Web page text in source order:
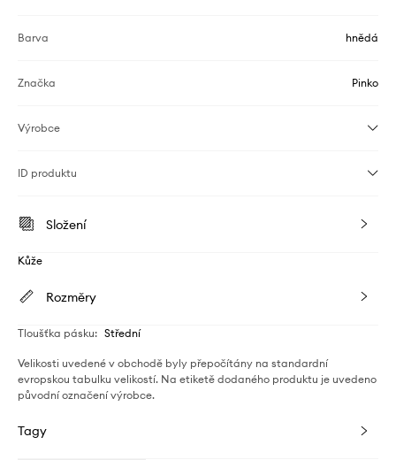
Barva hnědá
Značka Pinko
Výrobce
ID produktu
Složení
Kůže
Rozměry
Tloušťka pásku: Střední
Velikosti uvedené v obchodě byly přepočítány na standardní
evropskou tabulku velikostí. Na etiketě dodaného produktu je uvedeno
původní označení výrobce.
Tagy